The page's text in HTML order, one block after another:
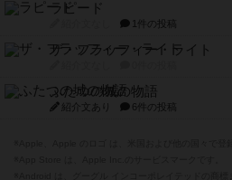
ラピード
1件の投稿
ザ・フラッフィー・ライト
ふたつの城の物語
紹介文あり 6件の投稿